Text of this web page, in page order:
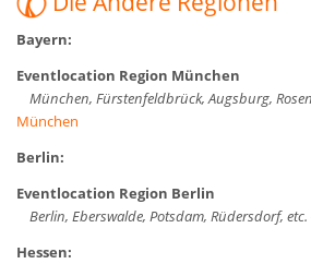
Bayern:
Eventlocation Region München
München, Fürstenfeldbrück, Augsburg,
München
Berlin:
Eventlocation Region Berlin
Berlin, Eberswalde, Potsdam, Rüdersdorf, etc.
Hessen: